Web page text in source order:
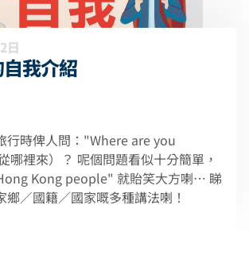
日
我介紹
行時俾人問："Where are you
哪裡來）？ 呢個問題看似十分簡單，
Kong people" 就貽笑大方喇⋯ 睇
鄉／國籍／國家嘅多種講法喇！